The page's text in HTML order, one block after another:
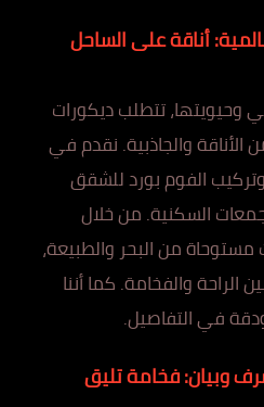
أناقة على الساحل
وحيويتها، تتطلب ديكورات
والجاذبية. نقدم في
الفوم بورد للشقق
السكنية. من خلال
من البحر والطبيعة،
الراحة والفخامة. كما أننا
في التفاصيل.
وبيان: فخامة تليق